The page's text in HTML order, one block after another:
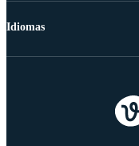
Idiomas